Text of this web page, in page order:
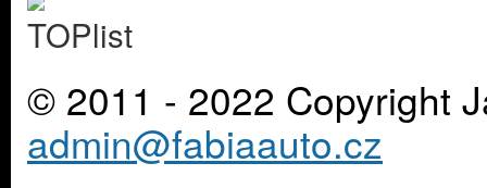
© 2011 - 2022 Copyright
admin@fabiaauto.cz